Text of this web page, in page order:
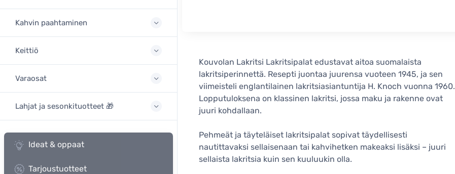
Kahvin paahtaminen
Keittiö
Varaosat
Lahjat ja sesonkituotteet 🎁
Ideat & oppaat
Tarjoustuotteet
Kouvolan Lakritsi Lakritsipalat edustavat aitoa suomalaista
lakritsiperinnettä. Resepti juontaa juurensa vuoteen 1945, ja sen
viimeisteli englantilainen lakritsiasiantuntija H. Knoch vuonna 1960.
Lopputuloksena on klassinen lakritsi, jossa maku ja rakenne ovat
juuri kohdallaan.
Pehmeät ja täyteläiset lakritsipalat sopivat täydellisesti
nautittavaksi sellaisenaan tai kahvihetken makeaksi lisäksi – juuri
sellaista lakritsia kuin sen kuuluukin olla.